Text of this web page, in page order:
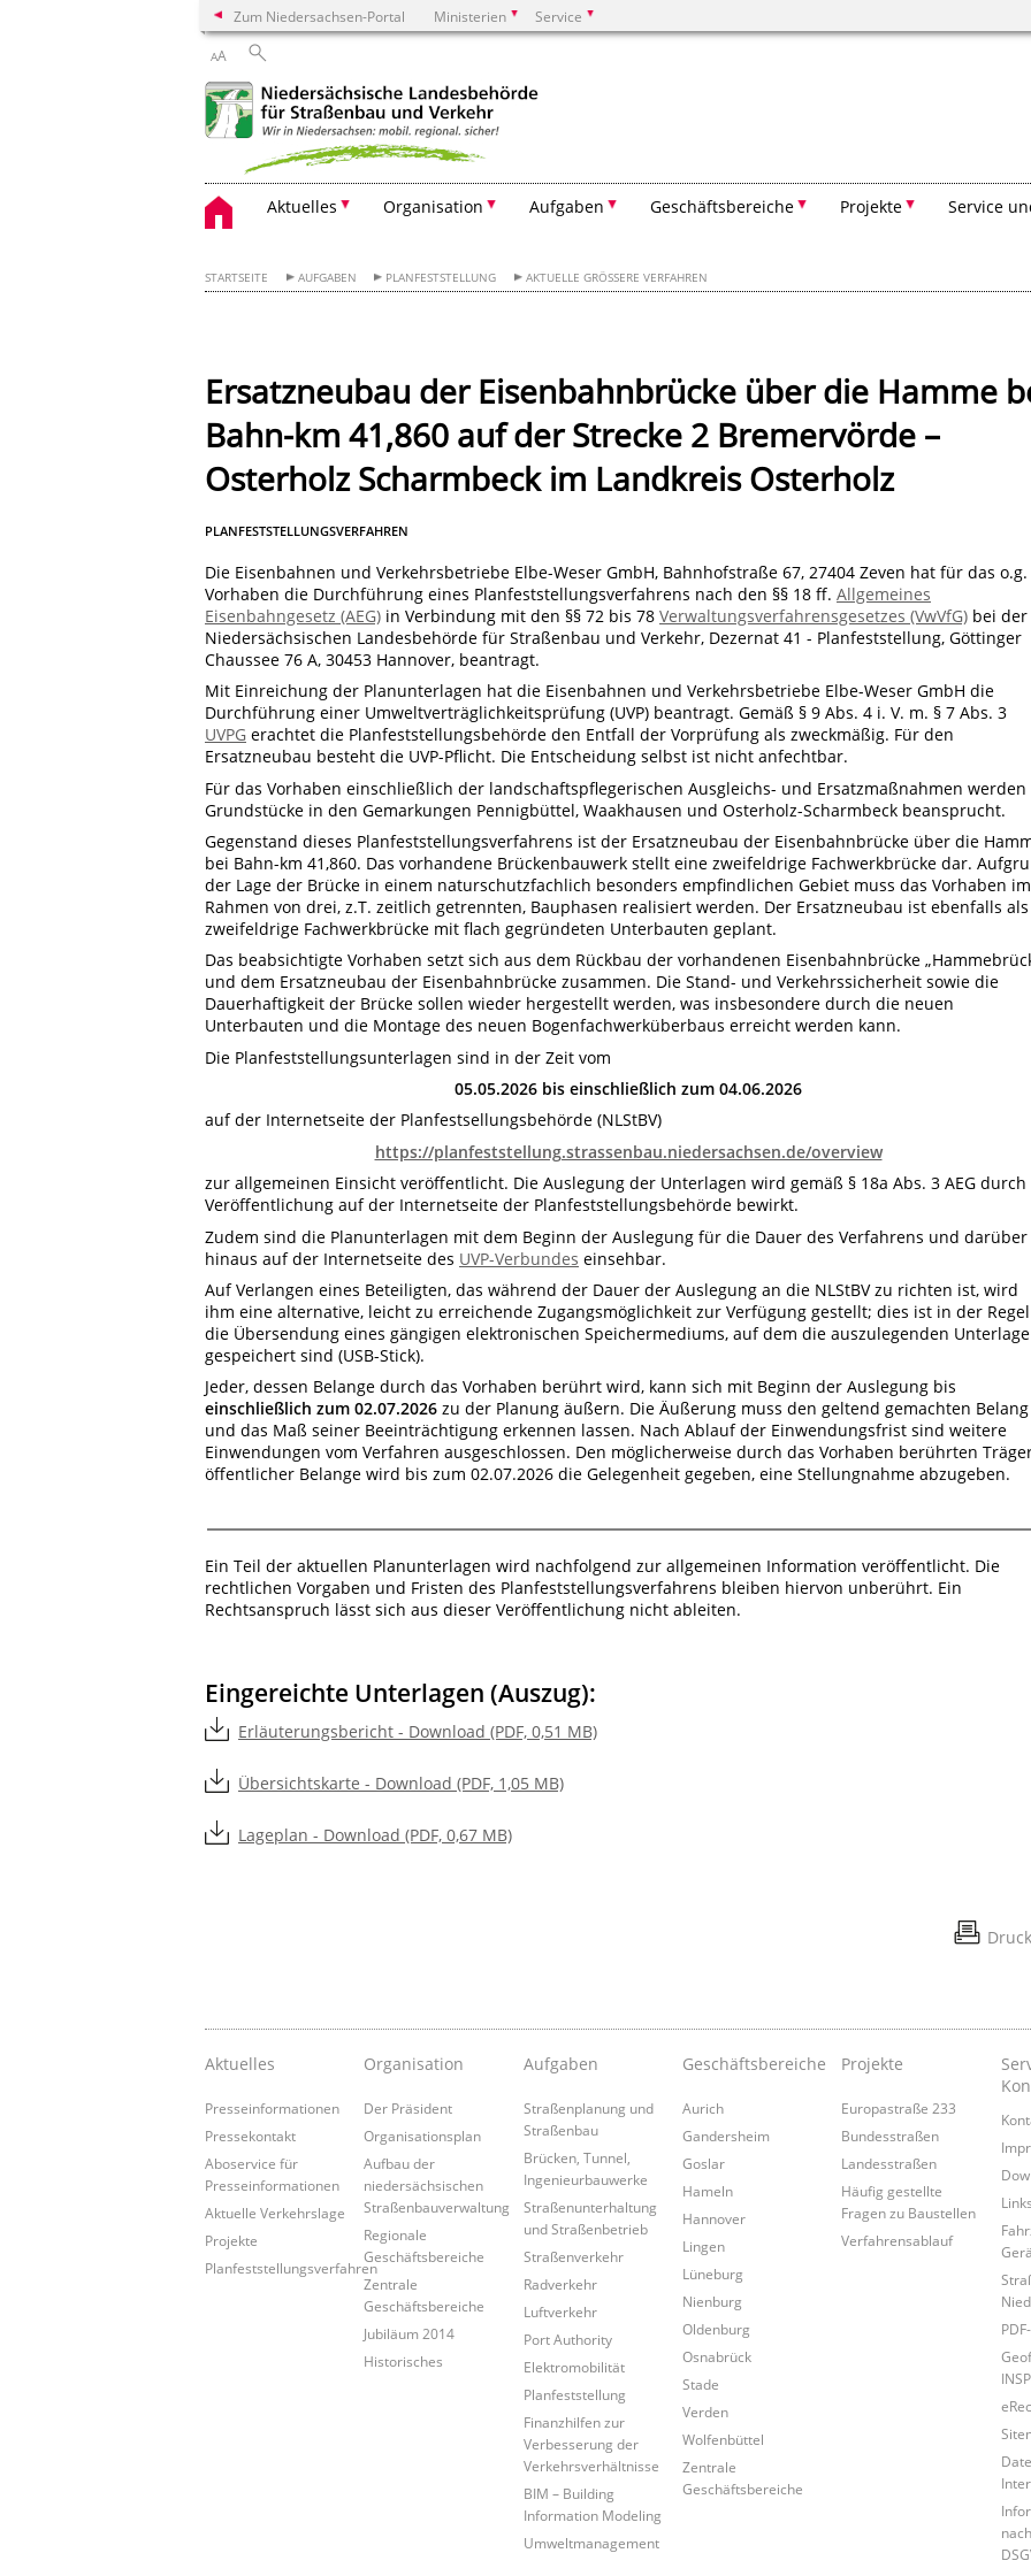
Zum Niedersachsen-Portal Ministerien Service
AA
Aktuelles Organisation Aufgaben Geschäftsbereiche Projekte Service
STARTSEITE AUFGABEN PLANFESTSTELLUNG AKTUELLE GRÖSSERE VERFAHREN
Ersatzneubau der Eisenbahnbrücke über die Hamme
Bahn-km 41,860 auf der Strecke 2 Bremervörde –
Osterholz Scharmbeck im Landkreis Osterholz
PLANFESTSTELLUNGSVERFAHREN
Die Eisenbahnen und Verkehrsbetriebe Elbe-Weser GmbH, Bahnhofstraße 67, 27404 Zeven hat für das o.g.
Vorhaben die Durchführung eines Planfeststellungsverfahrens nach den §§ 18 ff. Allgemeines
Eisenbahngesetz (AEG) in Verbindung mit den §§ 72 bis 78 Verwaltungsverfahrensgesetzes (VwVfG) bei der
Niedersächsischen Landesbehörde für Straßenbau und Verkehr, Dezernat 41 - Planfeststellung, Göttinger
Chaussee 76 A, 30453 Hannover, beantragt.
Mit Einreichung der Planunterlagen hat die Eisenbahnen und Verkehrsbetriebe Elbe-Weser GmbH die
Durchführung einer Umweltverträglichkeitsprüfung (UVP) beantragt. Gemäß § 9 Abs. 4 i. V. m. § 7 Abs. 3
UVPG erachtet die Planfeststellungsbehörde den Entfall der Vorprüfung als zweckmäßig. Für den
Ersatzneubau besteht die UVP-Pflicht. Die Entscheidung selbst ist nicht anfechtbar.
Für das Vorhaben einschließlich der landschaftspflegerischen Ausgleichs- und Ersatzmaßnahmen werden
Grundstücke in den Gemarkungen Pennigbüttel, Waakhausen und Osterholz-Scharmbeck beansprucht.
Gegenstand dieses Planfeststellungsverfahrens ist der Ersatzneubau der Eisenbahnbrücke über die
bei Bahn-km 41,860. Das vorhandene Brückenbauwerk stellt eine zweifeldrige Fachwerkbrücke dar.
der Lage der Brücke in einem naturschutzfachlich besonders empfindlichen Gebiet muss das Vorhaben im
Rahmen von drei, z.T. zeitlich getrennten, Bauphasen realisiert werden. Der Ersatzneubau ist ebenfalls als
zweifeldrige Fachwerkbrücke mit flach gegründeten Unterbauten geplant.
Das beabsichtigte Vorhaben setzt sich aus dem Rückbau der vorhandenen Eisenbahnbrücke
und dem Ersatzneubau der Eisenbahnbrücke zusammen. Die Stand- und Verkehrssicherheit sowie die
Dauerhaftigkeit der Brücke sollen wieder hergestellt werden, was insbesondere durch die neuen
Unterbauten und die Montage des neuen Bogenfachwerküberbaus erreicht werden kann.
Die Planfeststellungsunterlagen sind in der Zeit vom
05.05.2026 bis einschließlich zum 04.06.2026
auf der Internetseite der Planfestsellungsbehörde (NLStBV)
https://planfeststellung.strassenbau.niedersachsen.de/overview
zur allgemeinen Einsicht veröffentlicht. Die Auslegung der Unterlagen wird gemäß § 18a Abs. 3 AEG durch
Veröffentlichung auf der Internetseite der Planfeststellungsbehörde bewirkt.
Zudem sind die Planunterlagen mit dem Beginn der Auslegung für die Dauer des Verfahrens und darüber
hinaus auf der Internetseite des UVP-Verbundes einsehbar.
Auf Verlangen eines Beteiligten, das während der Dauer der Auslegung an die NLStBV zu richten ist, wird
ihm eine alternative, leicht zu erreichende Zugangsmöglichkeit zur Verfügung gestellt; dies ist in der Regel
die Übersendung eines gängigen elektronischen Speichermediums, auf dem die auszulegenden
gespeichert sind (USB-Stick).
Jeder, dessen Belange durch das Vorhaben berührt wird, kann sich mit Beginn der Auslegung bis
einschließlich zum 02.07.2026 zu der Planung äußern. Die Äußerung muss den geltend gemachten Belang
und das Maß seiner Beeinträchtigung erkennen lassen. Nach Ablauf der Einwendungsfrist sind weitere
Einwendungen vom Verfahren ausgeschlossen. Den möglicherweise durch das Vorhaben berührten
öffentlicher Belange wird bis zum 02.07.2026 die Gelegenheit gegeben, eine Stellungnahme abzugeben.
Ein Teil der aktuellen Planunterlagen wird nachfolgend zur allgemeinen Information veröffentlicht. Die
rechtlichen Vorgaben und Fristen des Planfeststellungsverfahrens bleiben hiervon unberührt. Ein
Rechtsanspruch lässt sich aus dieser Veröffentlichung nicht ableiten.
Eingereichte Unterlagen (Auszug):
Erläuterungsbericht - Download (PDF, 0,51 MB)
Übersichtskarte - Download (PDF, 1,05 MB)
Lageplan - Download (PDF, 0,67 MB)
Aktuelles
Presseinformationen
Pressekontakt
Aboservice für
Presseinformationen
Aktuelle Verkehrslage
Projekte
Planfeststellungsverfahren
Organisation
Der Präsident
Organisationsplan
Aufbau der
niedersächsischen
Straßenbauverwaltung
Regionale
Geschäftsbereiche
Zentrale
Geschäftsbereiche
Jubiläum 2014
Historisches
Aufgaben
Straßenplanung und
Straßenbau
Brücken, Tunnel,
Ingenieurbauwerke
Straßenunterhaltung
und Straßenbetrieb
Straßenverkehr
Radverkehr
Luftverkehr
Port Authority
Elektromobilität
Planfeststellung
Finanzhilfen zur
Verbesserung der
Verkehrsverhältnisse
BIM – Building
Information Modeling
Umweltmanagement
Geschäftsbereiche
Aurich
Gandersheim
Goslar
Hameln
Hannover
Lingen
Lüneburg
Nienburg
Oldenburg
Osnabrück
Stade
Verden
Wolfenbüttel
Zentrale
Geschäftsbereiche
Projekte
Europastraße 233
Bundesstraßen
Landesstraßen
Häufig gestellte
Fragen zu Baustellen
Verfahrensablauf